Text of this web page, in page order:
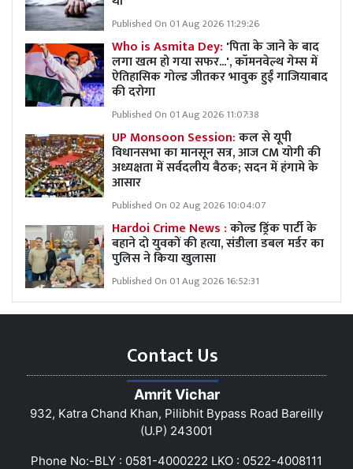
Published On 01 Aug 2026 11:29:26
Who is Asmita Dey: 'पिता के जाने के बाद
लगा खत्म हो गया सफर...', कॉमनवेल्थ गेम्स में
ऐतिहासिक गोल्ड जीतकर भावुक हुईं गाजियाबाद
की दरोगा
Published On 01 Aug 2026 11:07:38
UP Monsoon Session:कल से यूपी
विधानसभा का मानसून सत्र, आज CM योगी की
अध्यक्षता में सर्वदलीय बैठक; सदन में हंगामे के
आसार
Published On 02 Aug 2026 10:04:07
Hardoi Crime News :कोल्ड ड्रिंक पार्टी के
बहाने दो युवकों की हत्या, संडीला डबल मर्डर का
पुलिस ने किया खुलासा
Published On 01 Aug 2026 16:52:31
Contact Us
Amrit Vichar
932, Katra Chand Khan, Pilibhit Bypass Road Bareilly
(U.P) 243001
Phone No:-BLY : 0581-4000222 LKO : 0522-4008111